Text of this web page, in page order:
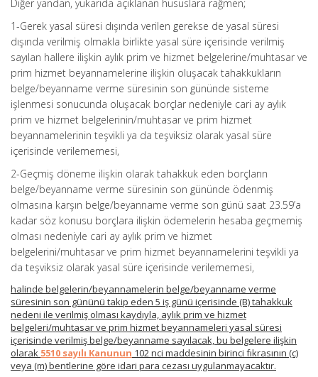
Diğer yandan, yukarıda açıklanan hususlara rağmen;
1-Gerek yasal süresi dışında verilen gerekse de yasal süresi
dışında verilmiş olmakla birlikte yasal süre içerisinde verilmiş
sayılan hallere ilişkin aylık prim ve hizmet belgelerine/muhtasar ve
prim hizmet beyannamelerine ilişkin oluşacak tahakkukların
belge/beyanname verme süresinin son gününde sisteme
işlenmesi sonucunda oluşacak borçlar nedeniyle cari ay aylık
prim ve hizmet belgelerinin/muhtasar ve prim hizmet
beyannamelerinin teşvikli ya da teşviksiz olarak yasal süre
içerisinde verilememesi,
2-Geçmiş döneme ilişkin olarak tahakkuk eden borçların
belge/beyanname verme süresinin son gününde ödenmiş
olmasına karşın belge/beyanname verme son günü saat 23.59’a
kadar söz konusu borçlara ilişkin ödemelerin hesaba geçmemiş
olması nedeniyle cari ay aylık prim ve hizmet
belgelerini/muhtasar ve prim hizmet beyannamelerini teşvikli ya
da teşviksiz olarak yasal süre içerisinde verilememesi,
halinde belgelerin/beyannamelerin belge/beyanname verme
süresinin son gününü takip eden 5 iş günü içerisinde (B) tahakkuk
nedeni ile verilmiş olması kaydıyla, aylık prim ve hizmet
belgeleri/muhtasar ve prim hizmet beyannameleri yasal süresi
içerisinde verilmiş belge/beyanname sayılacak, bu belgelere ilişkin
olarak 5510 sayılı Kanunun 102 nci maddesinin birinci fıkrasının (c)
veya (m) bentlerine göre idari para cezası uygulanmayacaktır.